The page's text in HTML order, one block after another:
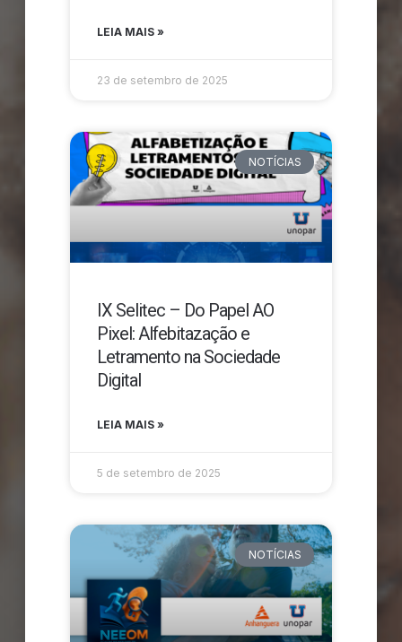
LEIA MAIS »
23 de setembro de 2025
NOTÍCIAS
IX Selitec – Do Papel AO
Pixel: Alfebitazação e
Letramento na Sociedade
Digital
LEIA MAIS »
5 de setembro de 2025
NOTÍCIAS